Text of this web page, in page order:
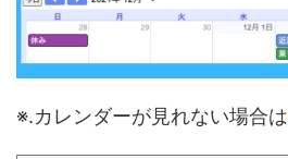
※.カレンダーが見れない場合は